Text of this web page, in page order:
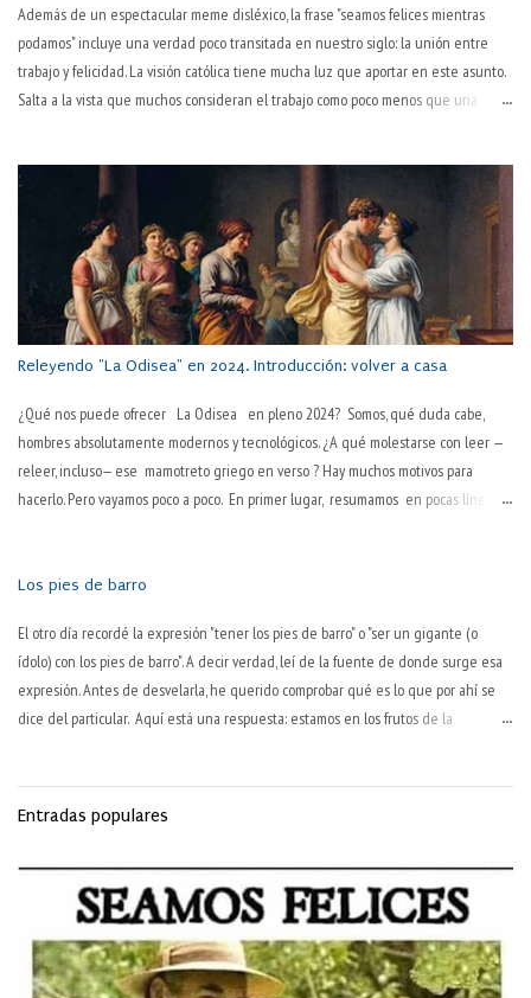
Además de un espectacular meme disléxico, la frase "seamos felices mientras
podamos" incluye una verdad poco transitada en nuestro siglo: la unión entre
trabajo y felicidad. La visión católica tiene mucha luz que aportar en este asunto.
Salta a la vista que muchos consideran el trabajo como poco menos que una
trabajo, todos lo sabemos. El hablar normal —y quizás ya poco habitual— así lo
sugiere: "este pantalón lo tienes ya muy trabajado; cámbiatelo". El trabajo
desgasta. ¿Pero es lo único que hace? Es más, ¿es lo que consigue de modo
primario? ¿No será ese desgaste una consecuencia habitual pero no necesaria
en su esencia, sino algo debido a la inevitable corporalidad y temporalidad? Por
pasos, que la sociedad actual es tozuda. "La pasión es el motor del trabajo" Así lo
decía Pep Guardiola,...
Releyendo "La Odisea" en 2024. Introducción: volver a casa
¿Qué nos puede ofrecer La Odisea en pleno 2024? Somos, qué duda cabe,
hombres absolutamente modernos y tecnológicos. ¿A qué molestarse con leer —
releer, incluso— ese mamotreto griego en verso ? Hay muchos motivos para
hacerlo. Pero vayamos poco a poco. En primer lugar, resumamos en pocas líneas
héroe griego Odiseo (al modo latino, Ulises). Además de haber luchado diez años
que era ni más ni menos que rey. Durante esos veinte años, su hijo Telémaco y
su esposa Penélope —prototipo clásico de mujer activamente fiel— han de tolerar
en su palacio a los pretendientes que habían dado por muerto a Odiseo, y que se
dedicaban a consumir los bienes de la familia. Se...
Los pies de barro
El otro día recordé la expresión "tener los pies de barro" o "ser un gigante (o
ídolo) con los pies de barro". A decir verdad, leí de la fuente de donde surge esa
expresión. Antes de desvelarla, he querido comprobar qué es lo que por ahí se
dice del particular. Aquí está una respuesta: estamos en los frutos de la
Otra vez, sí. Por enésima vez, un caso en que un texto se ha hecho cultura: vida y
vidilla, lo cual es un éxito (pasado) del original. No nos vendría mal recordar su
tan vago que no quiere hacer un click en el link. Allí, el profeta Daniel le cuenta
al rey de nombre impronunciable (Nabucodonosor) el sentido de uno de sus
sueños más perturbadores. Es importante tener presente el significado de la
metáf...
Entradas populares